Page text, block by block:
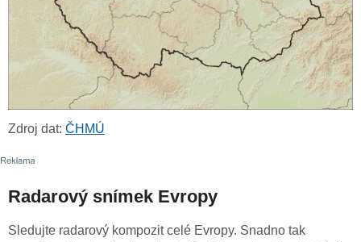
Zdroj dat: ČHMÚ
Radarový snímek Evropy
Sledujte radarový kompozit celé Evropy. Snadno tak